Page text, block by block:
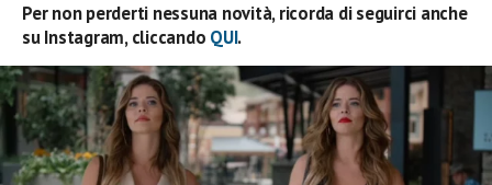
Per non perderti nessuna novità, ricorda di seguirci anche
su Instagram, cliccando QUI.